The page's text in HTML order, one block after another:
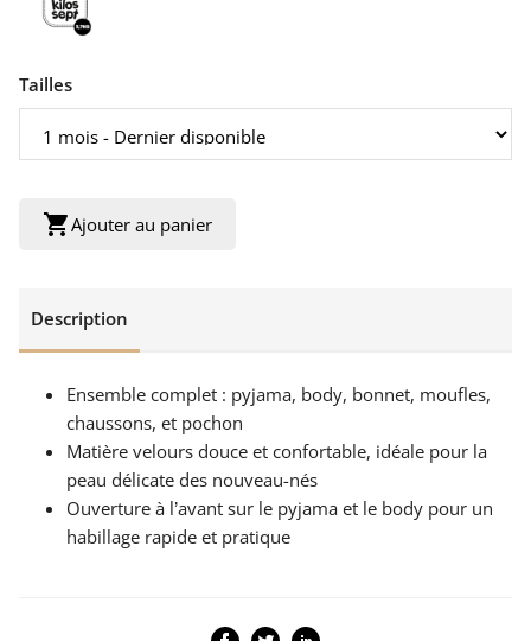
Tailles
shopping_cartAjouter au panier
Description
Ensemble complet : pyjama, body, bonnet, moufles,
chaussons, et pochon
Matière velours douce et confortable, idéale pour la
peau délicate des nouveau-nés
Ouverture à l’avant sur le pyjama et le body pour un
habillage rapide et pratique